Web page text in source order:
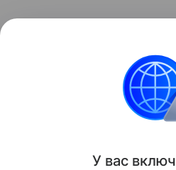
У вас включ